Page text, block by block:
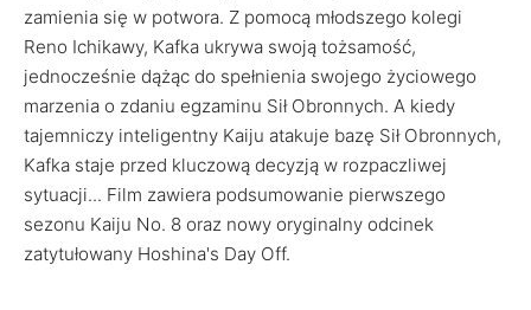
zamienia się w potwora. Z pomocą młodszego kolegi
Reno Ichikawy, Kafka ukrywa swoją tożsamość,
jednocześnie dążąc do spełnienia swojego życiowego
marzenia o zdaniu egzaminu Sił Obronnych. A kiedy
tajemniczy inteligentny Kaiju atakuje bazę Sił Obronnych,
Kafka staje przed kluczową decyzją w rozpaczliwej
sytuacji... Film zawiera podsumowanie pierwszego
sezonu Kaiju No. 8 oraz nowy oryginalny odcinek
zatytułowany Hoshina's Day Off.